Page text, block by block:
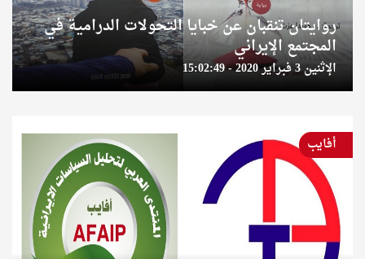
روايتان تنقبان عن خبايا التحولات الدرامية في
المجتمع الإيراني
الإثنين 3 فبراير 2020 - 15:02:49
أفايب